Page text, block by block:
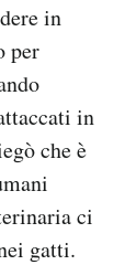
in
per
in
che è
ci
gatti.